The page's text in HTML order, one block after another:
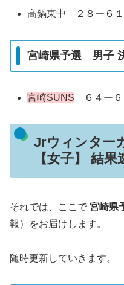
高鍋東中 ２８ー６
宮崎県予選 男子
宮崎SUNS ６４ー６
Jrウィンター
【女子】 結果
それでは、ここで 宮崎県
報）をお届けします。
随時更新していきます。